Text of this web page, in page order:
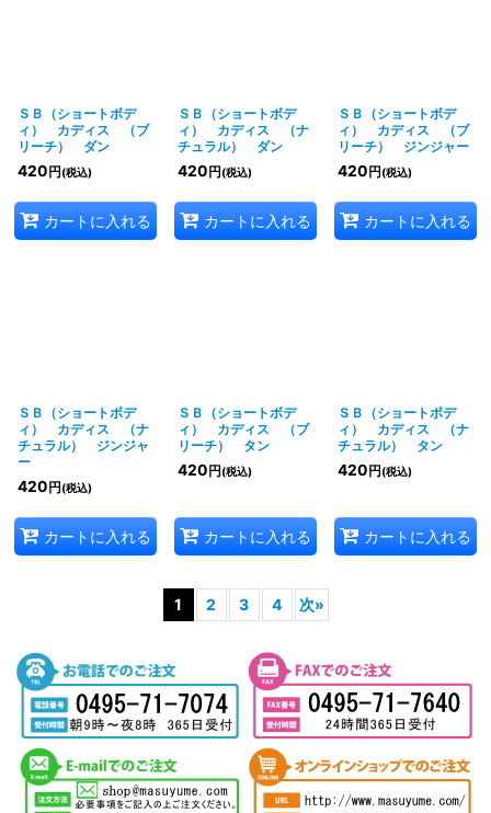
ＳＢ（ショートボデ
ィ） カディス （ブ
リーチ） ダン
420 円 (税込)
カートに入れる
ＳＢ（ショートボデ
ィ） カディス （ナ
チュラル） ダン
420 円 (税込)
カートに入れる
ＳＢ（ショートボデ
ィ） カディス （ブ
リーチ） ジンジャー
420 円 (税込)
カートに入れる
ＳＢ（ショートボデ
ィ） カディス （ナ
チュラル） ジンジャ
ー
420 円 (税込)
カートに入れる
ＳＢ（ショートボデ
ィ） カディス （ブ
リーチ） タン
420 円 (税込)
カートに入れる
ＳＢ（ショートボデ
ィ） カディス （ナ
チュラル） タン
420 円 (税込)
カートに入れる
1 2 3 4 次»